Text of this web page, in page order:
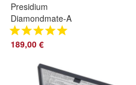
Presidium
Diamondmate-A
Diamantprüfgerät
Diamanttester
189,00 €